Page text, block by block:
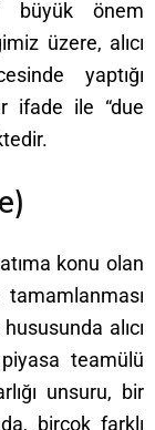
büyük önem
üzere, alıcı
yaptığı
ifade ile “due
konu olan
tamamlanması
alıcı
piyasa teamülü
unsuru, bir
birçok farklı